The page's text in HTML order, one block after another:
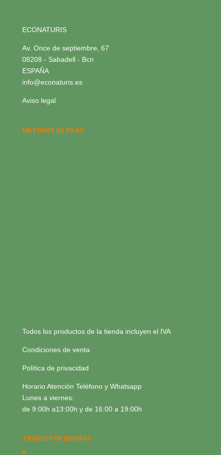
ECONATURIS
Av. Once de septiembre, 67
08208 - Sabadell - Bcn
ESPAÑA
info@econaturis.es
Aviso legal
MÉTODOS DE PAGO:
Todos los productos de la tienda incluyen el IVA
Condiciones de venta
Política de privacidad
Horario Atención Teléfono y Whatsapp
Lunes a viernes:
de 9:00h a13:00h y de 16:00 a 19:00h
TRADUCTOR IDIOMAS: